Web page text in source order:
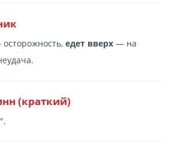
едет вверх — на
(краткий)